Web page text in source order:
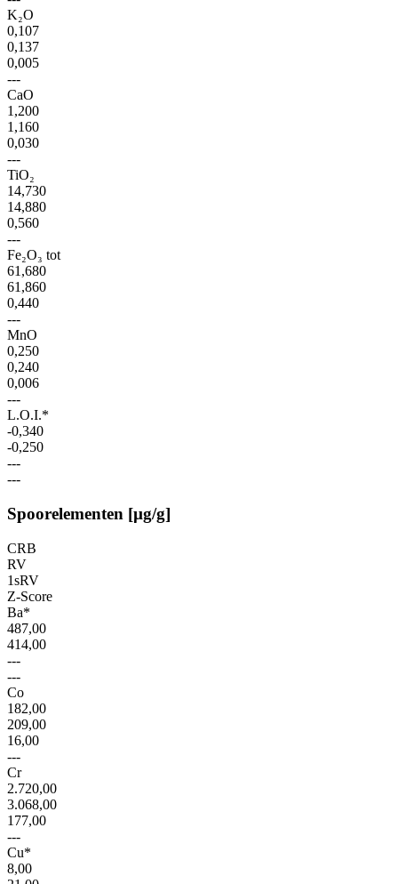
K₂O
0,107
0,137
0,005
---
CaO
1,200
1,160
0,030
---
TiO₂
14,730
14,880
0,560
---
Fe₂O₃ tot
61,680
61,860
0,440
---
MnO
0,250
0,240
0,006
---
L.O.I.*
-0,340
-0,250
---
---
Spoorelementen [µg/g]
CRB
RV
1sRV
Z-Score
Ba*
487,00
414,00
---
---
Co
182,00
209,00
16,00
---
Cr
2.720,00
3.068,00
177,00
---
Cu*
8,00